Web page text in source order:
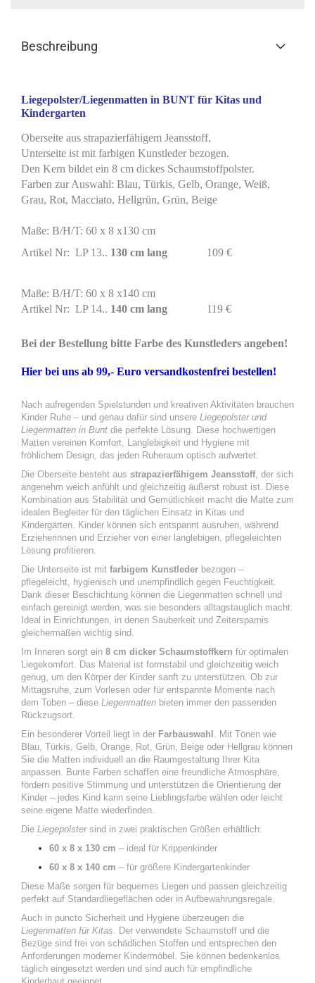
Beschreibung
Liegepolster/Liegenmatten in BUNT für Kitas und
Kindergarten
Oberseite aus strapazierfähigem Jeansstoff,
Unterseite ist mit farbigen Kunstleder bezogen.
Den Kern bildet ein 8 cm dickes Schaumstoffpolster.
Farben zur Auswahl: Blau, Türkis, Gelb, Orange, Weiß,
Grau, Rot, Macciato, Hellgrün, Grün, Beige
Maße: B/H/T: 60 x 8 x130 cm
Artikel Nr: LP 13.. 130 cm lang 109 €
Maße: B/H/T: 60 x 8 x140 cm
Artikel Nr: LP 14.. 140 cm lang 119 €
Bei der Bestellung bitte Farbe des Kunstleders angeben!
Hier bei uns ab 99,- Euro versandkostenfrei bestellen!
Nach aufregenden Spielstunden und kreativen Aktivitäten brauchen
Kinder Ruhe – und genau dafür sind unsere Liegepolster und
Liegenmatten in Bunt die perfekte Lösung. Diese hochwertigen
Matten vereinen Komfort, Langlebigkeit und Hygiene mit
fröhlichem Design, das jeden Ruheraum optisch aufwertet.
Die Oberseite besteht aus strapazierfähigem Jeansstoff, der sich
angenehm weich anfühlt und gleichzeitig äußerst robust ist. Diese
Kombination aus Stabilität und Gemütlichkeit macht die Matte zum
idealen Begleiter für den täglichen Einsatz in Kitas und
Kindergärten. Kinder können sich entspannt ausruhen, während
Erzieherinnen und Erzieher von einer langlebigen, pflegeleichten
Lösung profitieren.
Die Unterseite ist mit farbigem Kunstleder bezogen –
pflegeleicht, hygienisch und unempfindlich gegen Feuchtigkeit.
Dank dieser Beschichtung können die Liegenmatten schnell und
einfach gereinigt werden, was sie besonders alltagstauglich macht.
Ideal in Einrichtungen, in denen Sauberkeit und Zeitersparnis
gleichermaßen wichtig sind.
Im Inneren sorgt ein 8 cm dicker Schaumstoffkern für optimalen
Liegekomfort. Das Material ist formstabil und gleichzeitig weich
genug, um den Körper der Kinder sanft zu unterstützen. Ob zur
Mittagsruhe, zum Vorlesen oder für entspannte Momente nach
dem Toben – diese Liegenmatten bieten immer den passenden
Rückzugsort.
Ein besonderer Vorteil liegt in der Farbauswahl . Mit Tönen wie
Blau, Türkis, Gelb, Orange, Rot, Grün, Beige oder Hellgrau können
Sie die Matten individuell an die Raumgestaltung Ihrer Kita
anpassen. Bunte Farben schaffen eine freundliche Atmosphäre,
fördern positive Stimmung und unterstützen die Orientierung der
Kinder – jedes Kind kann seine Lieblingsfarbe wählen oder leicht
seine eigene Matte wiederfinden.
Die Liegepolstersind in zwei praktischen Größen erhältlich:
60 x 8 x 130 cm – ideal für Krippenkinder
60 x 8 x 140 cm – für größere Kindergartenkinder
Diese Maße sorgen für bequemes Liegen und passen gleichzeitig
perfekt auf Standardliegeflächen oder in Aufbewahrungsregale.
Auch in puncto Sicherheit und Hygiene überzeugen die
Liegenmatten für Kitas. Der verwendete Schaumstoff und die
Bezüge sind frei von schädlichen Stoffen und entsprechen den
Anforderungen moderner Kindermöbel. Sie können bedenkenlos
täglich eingesetzt werden und sind auch für empfindliche